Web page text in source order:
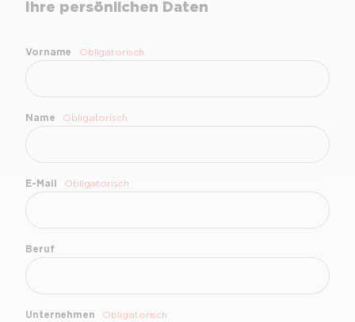
Ihre persönlichen Daten
Vorname Obligatorisch
Name Obligatorisch
E-Mail Obligatorisch
Beruf
Unternehmen Obligatorisch